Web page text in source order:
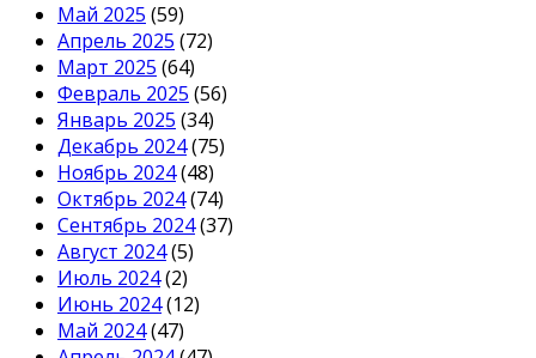
Май 2025 (59)
Апрель 2025 (72)
Март 2025 (64)
Февраль 2025 (56)
Январь 2025 (34)
Декабрь 2024(75)
Ноябрь 2024(48)
Октябрь 2024(74)
Сентябрь 2024(37)
Август 2024(5)
Июль 2024(2)
Июнь 2024(12)
Май 2024(47)